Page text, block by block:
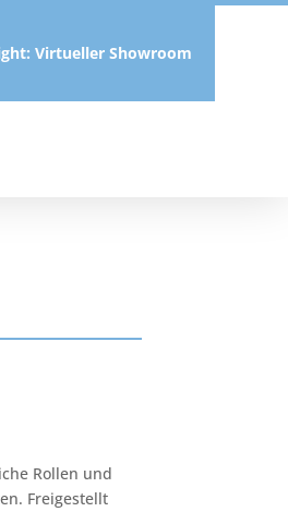
Virtueller Showroom
Rollen und
Freigestellt